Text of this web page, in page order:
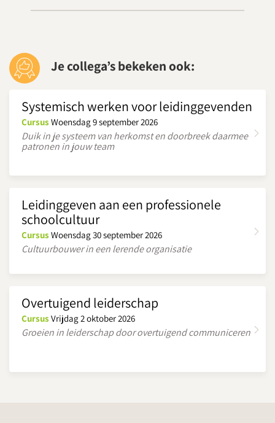
Je collega’s bekeken ook:
Systemisch werken voor leidinggevenden
CursusWoensdag 9 september 2026
Duik in je systeem van herkomst en doorbreek daarmee
patronen in jouw team
Leidinggeven aan een professionele
schoolcultuur
CursusWoensdag 30 september 2026
Cultuurbouwer in een lerende organisatie
Overtuigend leiderschap
CursusVrijdag 2 oktober 2026
Groeien in leiderschap door overtuigend communiceren